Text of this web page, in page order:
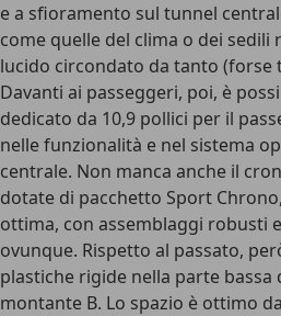
e a sfioramento sul tunnel
come quelle del clima o dei
lucido circondato da tanto (forse
Davanti ai passeggeri, poi, è
dedicato da 10,9 pollici per il
nelle funzionalità e nel sistema
centrale. Non manca anche il
dotate di pacchetto Sport
ottima, con assemblaggi robusti
ovunque. Rispetto al passato,
plastiche rigide nella parte bassa
montante B. Lo spazio è ottimo